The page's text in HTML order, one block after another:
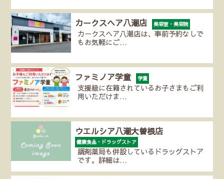
カークスヘア八潮店 美容室・美容院
カークスヘア八潮店は、事前予約なしで
もお気軽にご…
ファミノア学童 学童
支援級に在籍されているお子さまもご利
用いただけま…
ウエルシア八潮大曽根店
健康食品・ドラッグストア
調剤薬局も併設しているドラッグストア
です。詳細は…